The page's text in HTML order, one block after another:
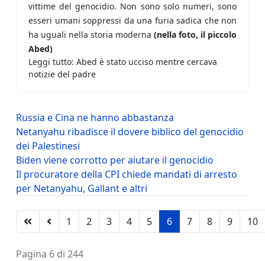
vittime del genocidio. Non sono solo numeri, sono
esseri umani soppressi da una furia sadica che non
ha uguali nella storia moderna (nella foto, il piccolo
Abed)
Leggi tutto: Abed è stato ucciso mentre cercava
notizie del padre
Russia e Cina ne hanno abbastanza
Netanyahu ribadisce il dovere biblico del genocidio
dei Palestinesi
Biden viene corrotto per aiutare il genocidio
Il procuratore della CPI chiede mandati di arresto
per Netanyahu, Gallant e altri
1 2 3 4 5 6 7 8 9 10
Pagina 6 di 244